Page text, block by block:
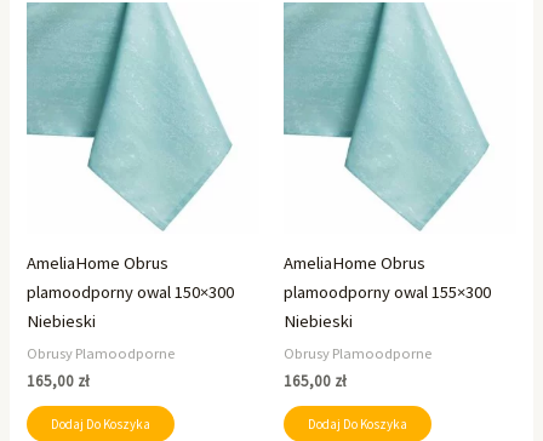
AmeliaHome Obrus
plamoodporny owal 150×300
Niebieski
Obrusy Plamoodporne
165,00 zł
Dodaj Do Koszyka
AmeliaHome Obrus
plamoodporny owal 155×300
Niebieski
Obrusy Plamoodporne
165,00 zł
Dodaj Do Koszyka